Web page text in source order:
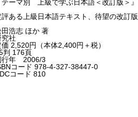
テーマ別 上級で学ぶ日本語＜改訂版＞』
評ある上級日本語テキスト、待望の改訂版
田浩志 ほか 著
究社
価 2,520円（本体2,400円＋税）
判 176頁
行年 2006/3
コード 978-4-327-38447-0
コード 810